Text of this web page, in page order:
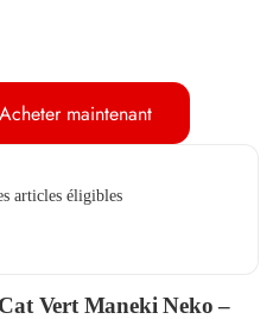
Acheter maintenant
articles éligibles
Vert Maneki Neko –